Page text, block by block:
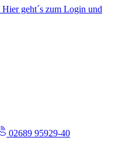
Hier geht´s zum Login und
02689 95929-40